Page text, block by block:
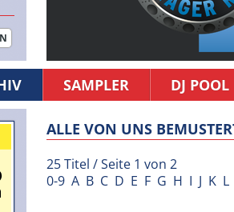
SAMPLER DJ POOL
ALLE VON UNS
25 Titel / Seite 1 von 2
0-9 A B C D E F G H I J K L